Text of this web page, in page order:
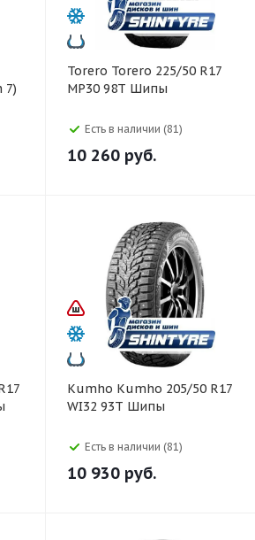
7)
Torero Torero 225/50 R17
MP30 98T Шипы
Есть в наличии (81)
10 260 руб.
Kumho Kumho 205/50 R17
WI32 93T Шипы
Есть в наличии (81)
10 930 руб.